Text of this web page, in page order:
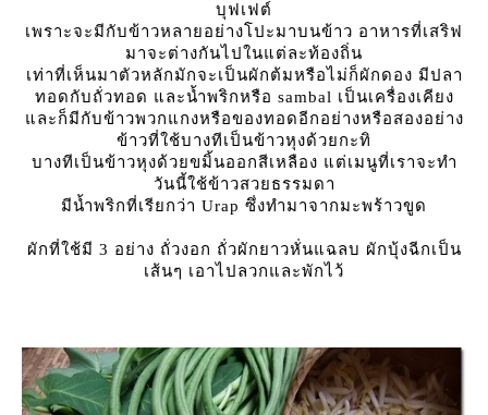
บุฟเฟต์
เพราะจะมีกับข้าวหลายอย่างโปะมาบนข้าว อาหารที่เสริฟ
มาจะต่างกันไปในแต่ละท้องถิ่น
เท่าที่เห็นมาตัวหลักมักจะเป็นผักต้มหรือไม่ก็ผักดอง มีปลา
ทอดกับถั่วทอด และน้ำพริกหรือ sambal เป็นเครื่องเคียง
ละก็มีกับข้าวพวกแกงหรือของทอดอีกอย่างหรือสองอย่าง
ข้าวที่ใช้บางทีเป็นข้าวหุงด้วยกะทิ
บางทีเป็นข้าวหุงด้วยขมิ้นออกสีเหลือง แต่เมนูที่เราจะทำ
วันนี้ใช้ข้าวสวยธรรมดา
มีน้ำพริกที่เรียกว่า Urap ซึ่งทำมาจากมะพร้าวขูด
ผักที่ใช้มี 3 อย่าง ถั่วงอก ถั่วผักยาวหั่นแฉลบ ผักบุ้งฉีกเป็น
เส้นๆ เอาไปลวกและพักไว้